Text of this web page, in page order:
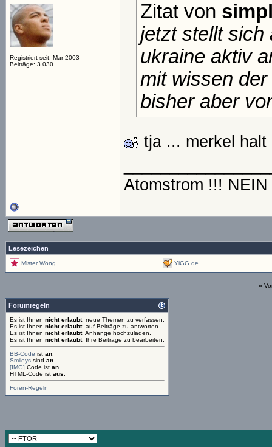
Registriert seit: Mar 2003
Beiträge: 3.030
Zitat von
jetzt stellt sich
ukraine aktiv
mit wissen
bisher aber
tja ... merkel halt
Atomstrom !!!
Lesezeichen
Mister Wong YiGG.de
«
Forumregeln
Es ist Ihnen nicht erlaubt, neue Themen zu verfassen.
Es ist Ihnen nicht erlaubt, auf Beiträge zu antworten.
Es ist Ihnen nicht erlaubt, Anhänge hochzuladen.
Es ist Ihnen nicht erlaubt, Ihre Beiträge zu bearbeiten.
BB-Code ist an
Smileys sind an
[IMG] Code ist an
HTML-Code ist aus
Foren-Regeln